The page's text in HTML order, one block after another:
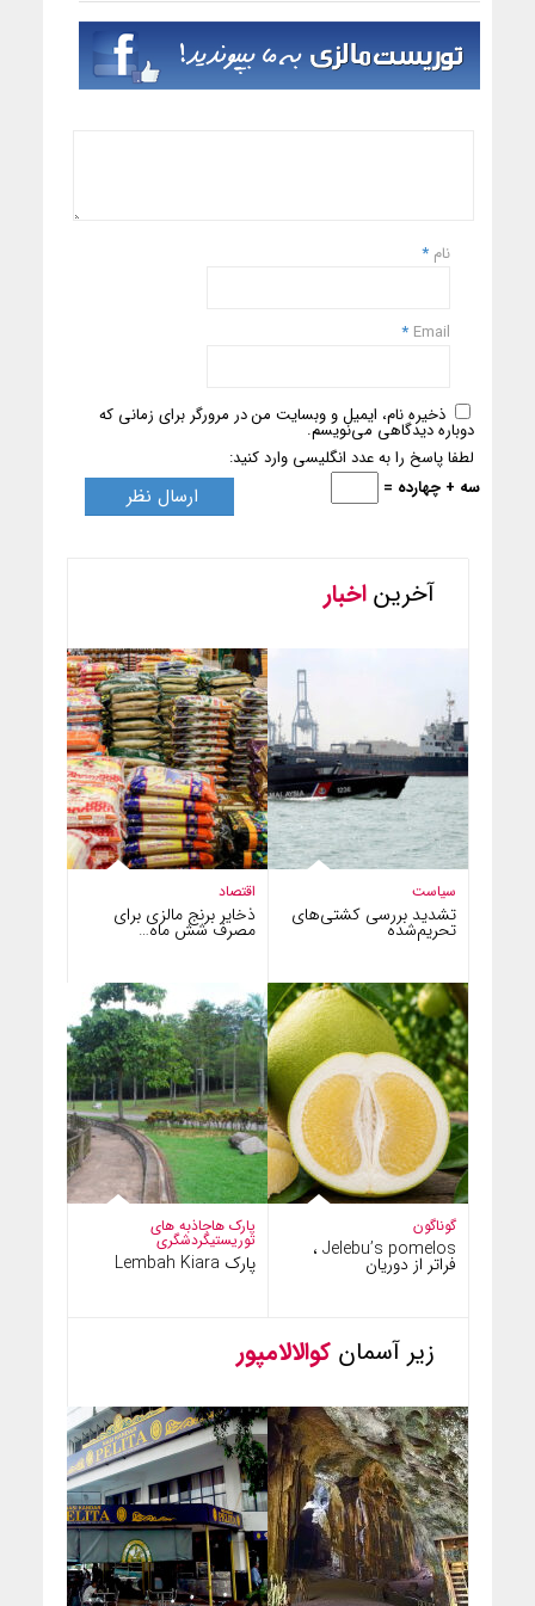
نام *
Email
*
ذخیره نام، ایمیل و وبسایت من در مرورگر برای زمانی که
دوباره دیدگاهی می‌نویسم.
لطفا پاسخ را به عدد انگلیسی وارد کنید:
سه + چهارده =
آخریناخبار
اقتصاد
ذخایر برنج مالزی برای
مصرف شش ماه…
سیاست
تشدید بررسی کشتی‌های
تحریم‌شده
پارک هاجاذبه های
توریستیگردشگری
پارک Lembah Kiara
گوناگون
Jelebu’s pomelos ،
فراتر از دوریان
زیر آسمان کوالالامپور